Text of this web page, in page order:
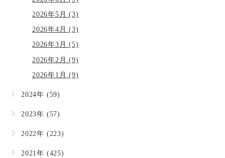
2026年5月 (3)
2026年4月 (3)
2026年3月 (5)
2026年2月 (9)
2026年1月 (9)
2024年 (59)
2023年 (57)
2022年 (223)
2021年 (425)